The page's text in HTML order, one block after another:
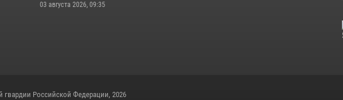
03 августа 2026, 09:35
Российской Федерации, 2026